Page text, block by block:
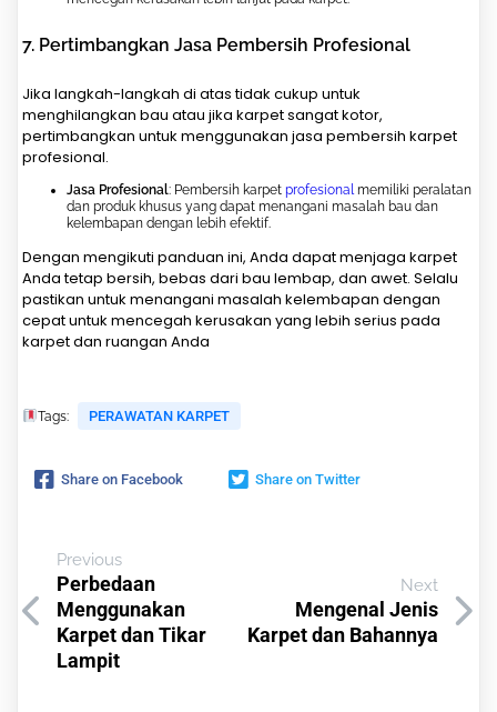
7. Pertimbangkan Jasa Pembersih Profesional
Jika langkah-langkah di atas tidak cukup untuk
menghilangkan bau atau jika karpet sangat kotor,
pertimbangkan untuk menggunakan jasa pembersih karpet
profesional.
Jasa Profesional: Pembersih karpet profesional memiliki peralatan
dan produk khusus yang dapat menangani masalah bau dan
kelembapan dengan lebih efektif.
Dengan mengikuti panduan ini, Anda dapat menjaga karpet
Anda tetap bersih, bebas dari bau lembap, dan awet. Selalu
pastikan untuk menangani masalah kelembapan dengan
cepat untuk mencegah kerusakan yang lebih serius pada
karpet dan ruangan Anda
Tags: PERAWATAN KARPET
Share on Facebook Share on Twitter
Previous
Perbedaan
Menggunakan
Karpet dan Tikar
Lampit
Next
Mengenal Jenis
Karpet dan Bahannya